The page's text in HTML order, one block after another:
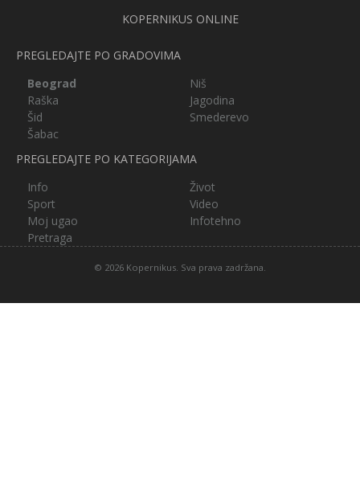
KOPERNIKUS ONLINE
PREGLEDAJTE PO GRADOVIMA
Beograd
Niš
Raška
Jagodina
Šid
Smederevo
Šabac
PREGLEDAJTE PO KATEGORIJAMA
Info
Život
Sport
Video
Moj ugao
Infotehno
Pretraga
© 2026 Kopernikus. Sva prava zadržana.